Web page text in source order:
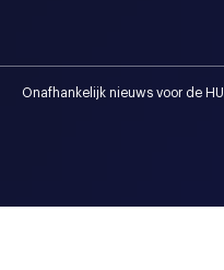
Onafhankelijk nieuws voor de HU